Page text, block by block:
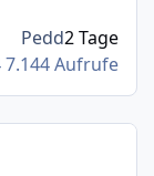
7.144 Aufrufe
Pedd2 Tage